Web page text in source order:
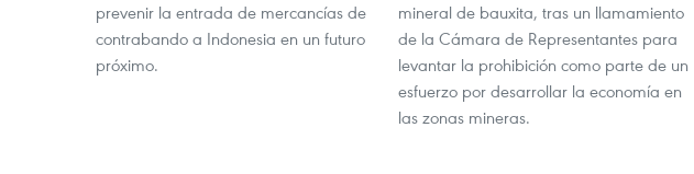
prevenir la entrada de mercancías de
contrabando a Indonesia en un futuro
próximo.
mineral de bauxita, tras un llamamiento
de la Cámara de Representantes para
levantar la prohibición como parte de un
esfuerzo por desarrollar la economía en
las zonas mineras.